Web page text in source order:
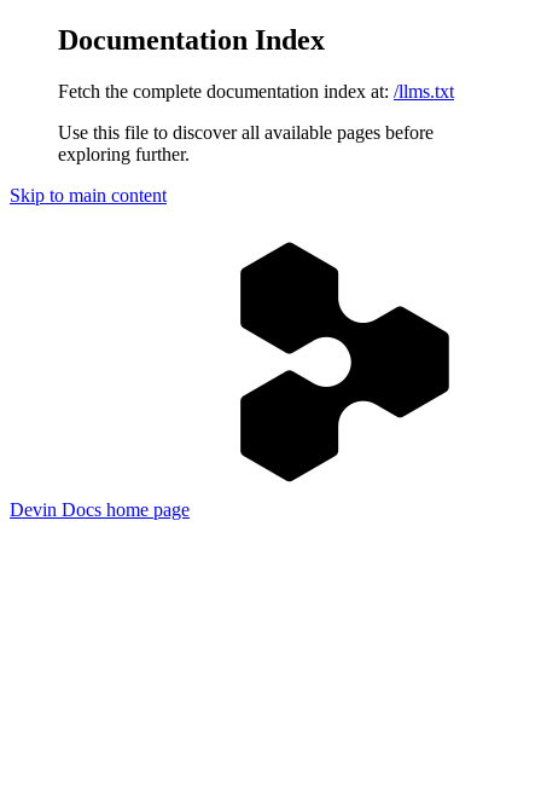
Documentation Index
Fetch the complete documentation index at: /llms.txt
Use this file to discover all available pages before
exploring further.
Skip to main content
Devin Docs home page